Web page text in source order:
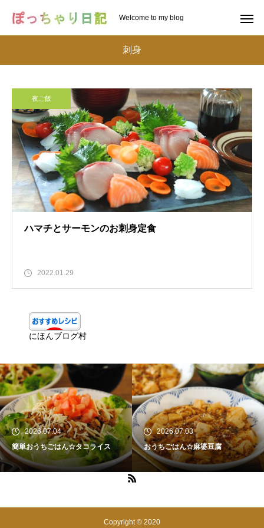
Welcome to my blog
刺身
夜ご飯
ハマチとサーモンのお刺身定食
2022.01.29
にほんブログ村
2026.07.04
簡単おうちごはん☆タコライス
2026.07.03
おうちごはん☆麻婆豆腐
Copyright © 2020